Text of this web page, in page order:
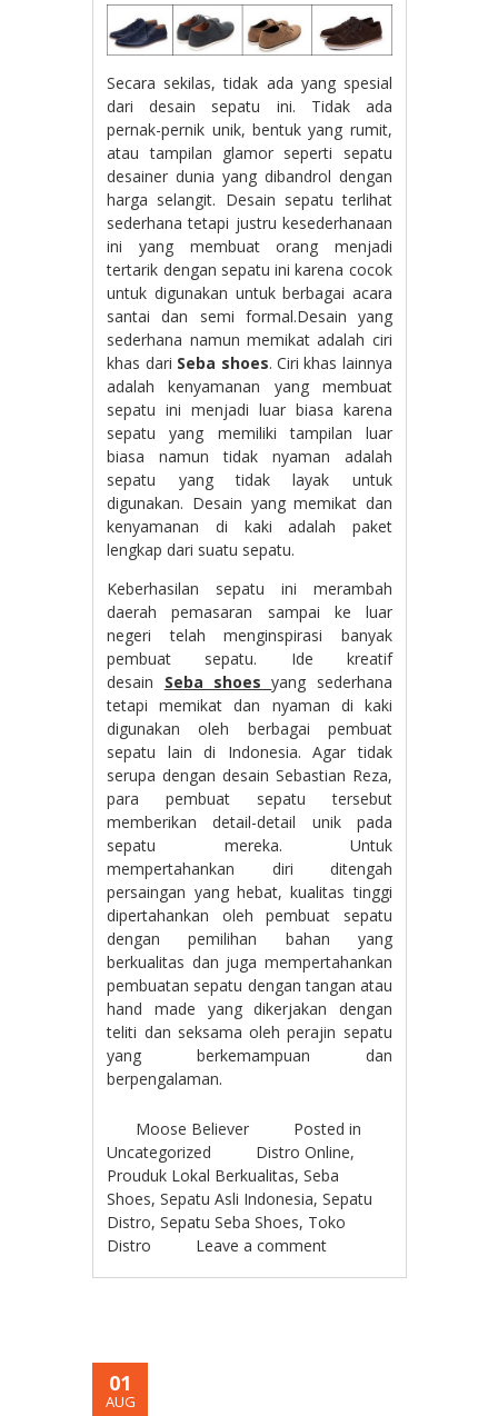
Secara sekilas, tidak ada yang spesial
dari desain sepatu ini. Tidak ada
pernak-pernik unik, bentuk yang rumit,
atau tampilan glamor seperti sepatu
desainer dunia yang dibandrol dengan
harga selangit. Desain sepatu terlihat
sederhana tetapi justru kesederhanaan
ini yang membuat orang menjadi
tertarik dengan sepatu ini karena cocok
untuk digunakan untuk berbagai acara
santai dan semi formal.Desain yang
sederhana namun memikat adalah ciri
khas dari Seba shoes. Ciri khas lainnya
adalah kenyamanan yang membuat
sepatu ini menjadi luar biasa karena
sepatu yang memiliki tampilan luar
biasa namun tidak nyaman adalah
sepatu yang tidak layak untuk
digunakan. Desain yang memikat dan
kenyamanan di kaki adalah paket
lengkap dari suatu sepatu.
Keberhasilan sepatu ini merambah
daerah pemasaran sampai ke luar
negeri telah menginspirasi banyak
pembuat sepatu. Ide kreatif
desain Seba shoesyang sederhana
tetapi memikat dan nyaman di kaki
digunakan oleh berbagai pembuat
sepatu lain di Indonesia. Agar tidak
serupa dengan desain Sebastian Reza,
para pembuat sepatu tersebut
memberikan detail-detail unik pada
sepatu mereka. Untuk
mempertahankan diri ditengah
persaingan yang hebat, kualitas tinggi
dipertahankan oleh pembuat sepatu
dengan pemilihan bahan yang
berkualitas dan juga mempertahankan
pembuatan sepatu dengan tangan atau
hand made yang dikerjakan dengan
teliti dan seksama oleh perajin sepatu
yang berkemampuan dan
berpengalaman.
Moose Believer
Posted in
Uncategorized
Distro Online,
Prouduk Lokal Berkualitas,Seba
Shoes,Sepatu Asli Indonesia,Sepatu
Distro,Sepatu Seba Shoes, Toko
Distro
Leave a comment
01
AUG